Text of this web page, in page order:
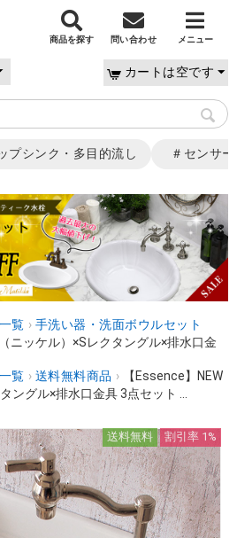
商品を探す 問い合わせ メニュー
カートは空です
プシンク・多目的流し ＃センサ
覧 › 手洗い器・洗面ボウルセット
ニッケル）×Sレクタングル×排水口金
覧 › 送料無料商品 ›
【Essence】NEW
ングル×排水口金具 3点セット ...
送料無料 割引率 1%